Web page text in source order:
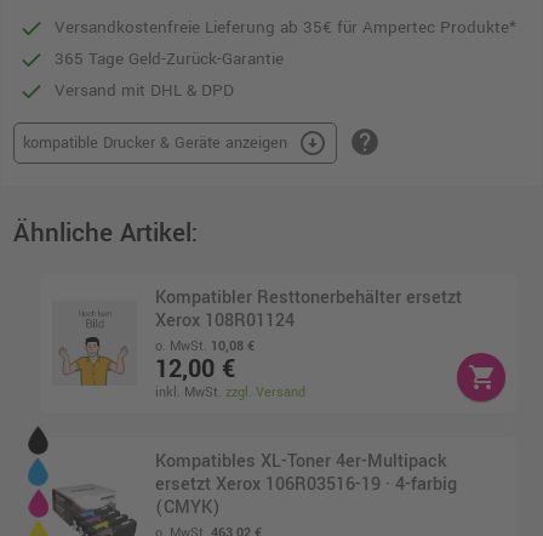
Versandkostenfreie Lieferung ab 35€ für Ampertec Produkte*
365 Tage Geld-Zurück-Garantie
Versand mit DHL & DPD
kompatible Drucker & Geräte anzeigen arrow_circle_down help
Ähnliche Artikel:
Kompatibler Resttonerbehälter ersetzt
Xerox 108R01124
o. MwSt. 10,08 €
12,00 €
inkl. MwSt.zzgl. Versand
shopping_cart
Kompatibles XL-Toner 4er-Multipack
ersetzt Xerox 106R03516-19 · 4-farbig
(CMYK)